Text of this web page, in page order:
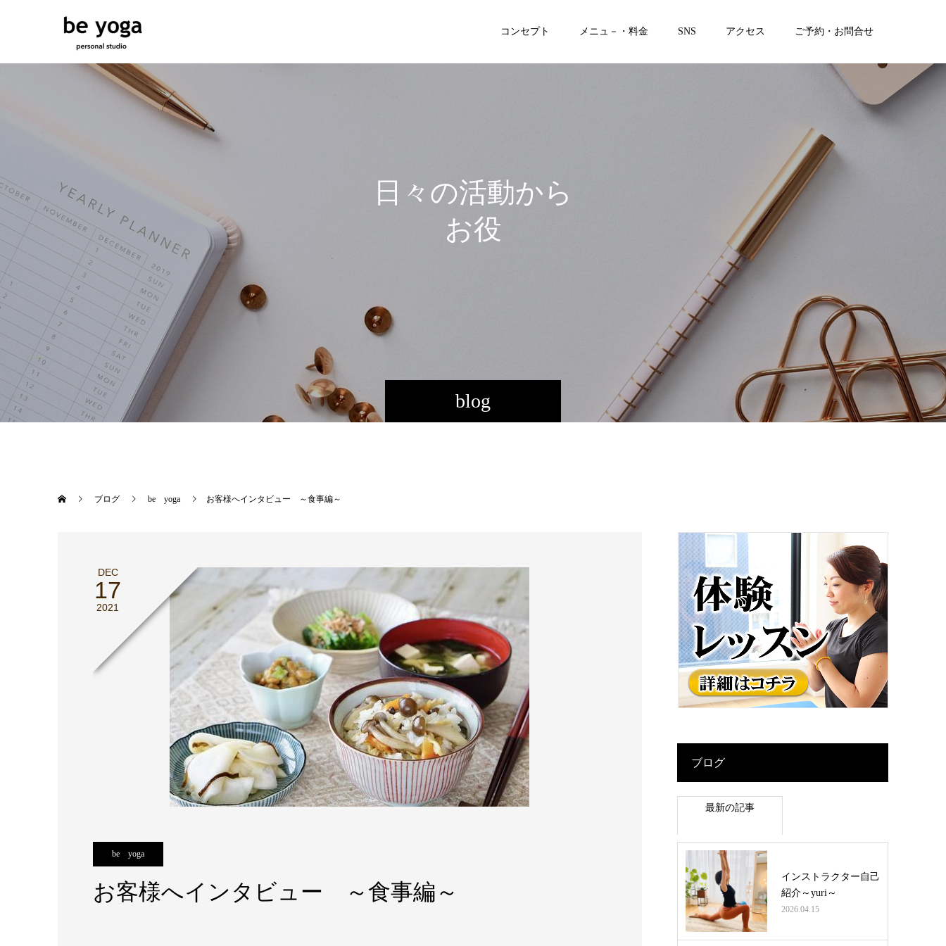
コンセプト メニュ－・料金 SNS アクセス ご予約・お問合せ
blog
日 々 の活動か ら
ち記事
ブログ be yoga お客様へインタビュー ～食事編～
DEC
17
2021
be yoga
お客様へインタビュー ～食事編～
ブログ
最新の記事
インストラクター自己
紹介～yuri～
2026.04.15